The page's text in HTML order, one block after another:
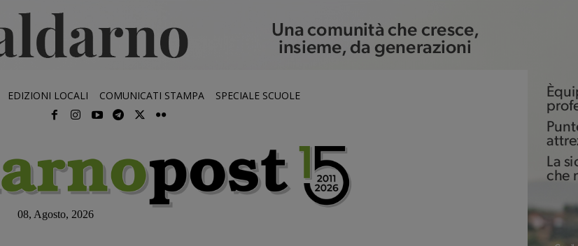
EDIZIONI LOCALI COMUNICATI STAMPA SPECIALE SCUOLE
08, Agosto, 2026